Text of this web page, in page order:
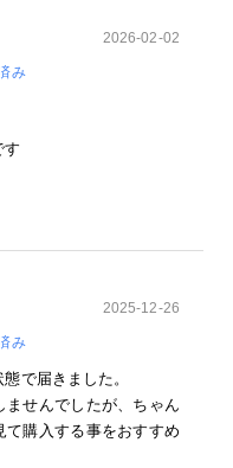
み
2026-02-02
す
み
2025-12-26
で届きました。
せんでしたが、ちゃん
て購入する事をおすすめ